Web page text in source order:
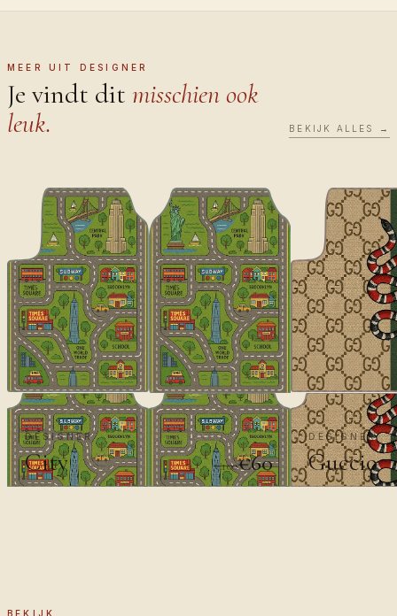
MEER UIT DESIGNER
Je vindt dit misschien ook
leuk.
BEKIJK ALLES →
DESIGNER
City €100€60
DESIGNER
Guccio
BEKIJK